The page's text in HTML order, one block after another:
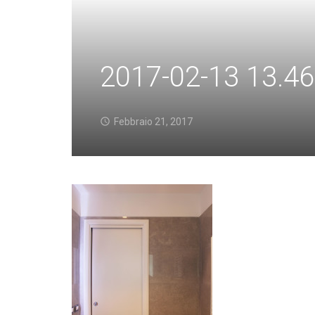
2017-02-13
Febbraio 21, 2017